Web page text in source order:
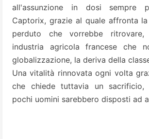
all'assunzione in dosi sempre
Captorix, grazie al quale affronta
perduto che vorrebbe
industria agricola francese che
globalizzazione, la deriva della
Una vitalità rinnovata ogni volta
che chiede tuttavia un
pochi uomini sarebbero disposti ad